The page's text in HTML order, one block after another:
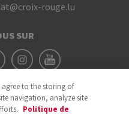
rouge.lu
SUR
agree to the storing of
navigation, analyze site
Politique de